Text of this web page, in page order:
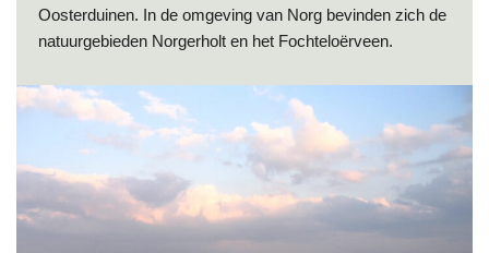
Oosterduinen. In de omgeving van Norg bevinden zich de
natuurgebieden Norgerholt en het Fochteloërveen.